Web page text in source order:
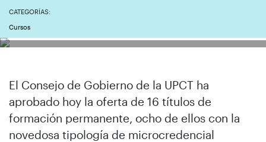
CATEGORÍAS:
Cursos
El Consejo de Gobierno de la UPCT ha
aprobado hoy la oferta de 16 títulos de
formación permanente, ocho de ellos con la
novedosa tipología de microcredencial